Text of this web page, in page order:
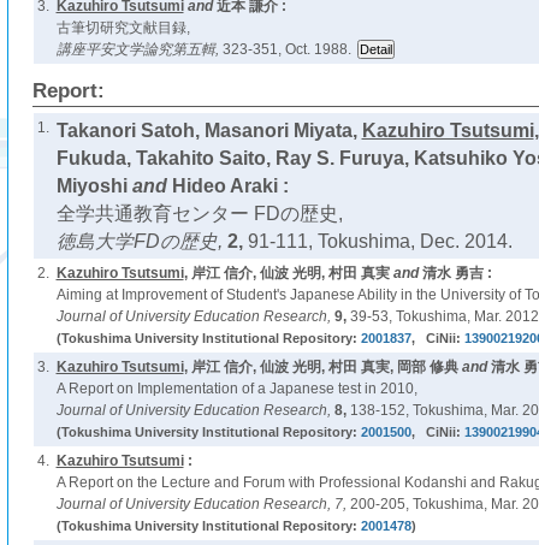
3. Kazuhiro Tsutsumiand近本 謙介 :
古筆切研究文献目録,
講座平安文学論究第五輯, 323-351, Oct. 1988.
Report:
1. Takanori Satoh, Masanori Miyata, Kazuhiro Tsutsumi
Fukuda, Takahito Saito, Ray S. Furuya, Katsuhiko
Miyoshiand Hideo Araki :
全学共通教育センター FDの歴史,
徳島大学FDの歴史, 2, 91-111, Tokushima, Dec. 2014.
2. Kazuhiro Tsutsumi, 岸江 信介, 仙波 光明, 村田 真実and清水 勇吉 :
Aiming at Improvement of Student's Japanese Ability in the University of
Journal of University Education Research, 9, 39-53, Tokushima, Mar.
(Tokushima University Institutional Repository: 2001837, CiNii:
3. Kazuhiro Tsutsumi, 岸江 信介, 仙波 光明, 村田 真実, 岡部 修典and清水
A Report on Implementation of a Japanese test in 2010,
Journal of University Education Research, 8, 138-152, Tokushima, Mar.
(Tokushima University Institutional Repository: 2001500, CiNii:
4. Kazuhiro Tsutsumi:
A Report on the Lecture and Forum with Professional Kodanshi and
Journal of University Education Research, 7, 200-205, Tokushima, Mar.
(Tokushima University Institutional Repository: 2001478)